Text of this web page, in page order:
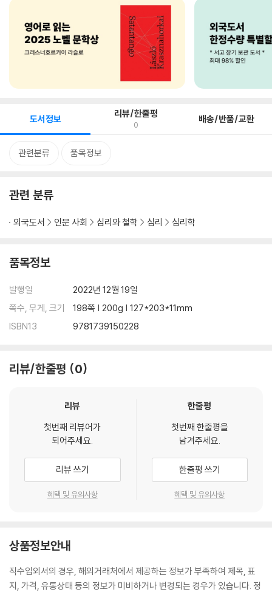
도서정보 리뷰/한줄평
0 배송/반품/교환
관련분류 품목정보
관련 분류
외국도서 인문 사회 심리와 철학 심리 심리학
품목정보
발행일
2022년 12월 19일
쪽수, 무게, 크기
198쪽 | 200g | 127*203*11mm
ISBN13
9781739150228
리뷰/한줄평 0
리뷰
첫번째 리뷰어가
되어주세요.
리뷰 쓰기
혜택 및 유의사항
한줄평
첫번째 한줄평을
남겨주세요.
한줄평 쓰기
혜택 및 유의사항
상품정보안내
직수입외서의 경우, 해외거래처에서 제공하는 정보가 부족하여 제목, 표
지, 가격, 유통상태 등의 정보가 미비하거나 변경되는 경우가 있습니다. 정